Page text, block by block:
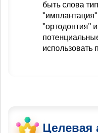
быть слова
"ортодонтия"
использовать
Целевая